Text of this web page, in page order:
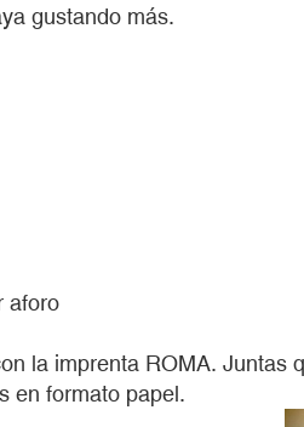
gustando más.
aforo
la imprenta ROMA.
en formato papel.